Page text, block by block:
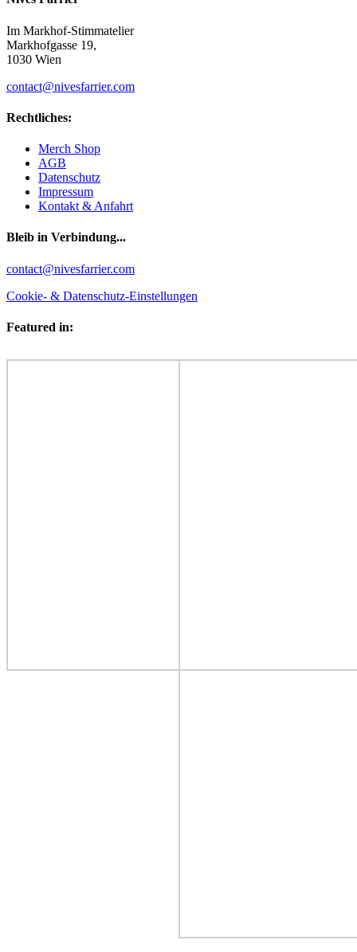
Im Markhof-Stimmatelier
Markhofgasse 19,
1030 Wien
contact@nivesfarrier.com
Rechtliches:
Merch Shop
AGB
Datenschutz
Impressum
Kontakt & Anfahrt
Bleib in Verbindung...
Facebook
YouTube
Instagram
contact@nivesfarrier.com
Cookie- & Datenschutz-Einstellungen
Featured in: